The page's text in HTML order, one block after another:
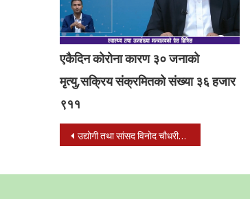
एकैदिन कोरोना कारण ३० जनाको
मृत्यु,सक्रिय संक्रमितको संख्या ३६ हजार
९११
Post
उद्योगी तथा सांसद विनोद चौधरीलाई कोरोना संक्रमण पुष्टि